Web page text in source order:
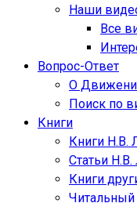
Наши
Все
Вопрос-Ответ
О
Поиск по
Книги
Книги Н.В.
Статьи
Книги
Читальный